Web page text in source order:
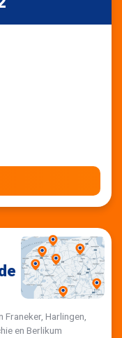
Harlingen,
en Berlikum